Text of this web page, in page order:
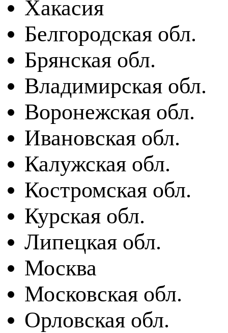
Хакасия
Белгородская обл.
Брянская обл.
Владимирская обл.
Воронежская обл.
Ивановская обл.
Калужская обл.
Костромская обл.
Курская обл.
Липецкая обл.
Москва
Московская обл.
Орловская обл.